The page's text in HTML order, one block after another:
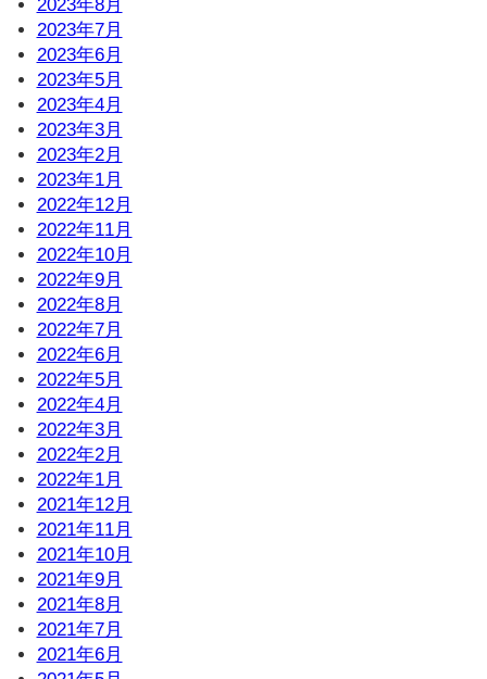
2023年8月
2023年7月
2023年6月
2023年5月
2023年4月
2023年3月
2023年2月
2023年1月
2022年12月
2022年11月
2022年10月
2022年9月
2022年8月
2022年7月
2022年6月
2022年5月
2022年4月
2022年3月
2022年2月
2022年1月
2021年12月
2021年11月
2021年10月
2021年9月
2021年8月
2021年7月
2021年6月